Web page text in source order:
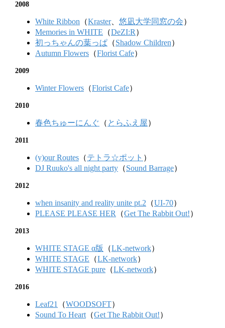
2008
White Ribbon （Kraster、 悠凪大学同窓の会）
Memories in WHITE （DeZI:R ）
初っちゃんの葉っぱ （Shadow Children）
Autumn Flowers （Florist Cafe）
2009
Winter Flowers （Florist Cafe）
2010
春色ちゅーにんぐ （ とらふえ屋）
2011
(y)our Routes （テトラ☆ポット ）
DJ Ruuko's all night party （Sound Barrage）
2012
when insanity and reality unite pt.2 （UI-70）
PLEASE PLEASE HER
（Get The Rabbit Out!）
2013
WHITE STAGE α版 （LK-network）
WHITE STAGE （LK-network）
WHITE STAGE pure （LK-network）
2016
Leaf21 （WOODSOFT）
Sound To Heart （Get The Rabbit Out!）